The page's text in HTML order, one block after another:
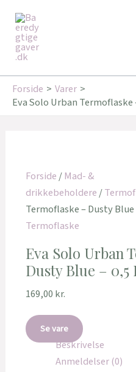
indholdet
Forside
Varer
Eva Solo Urban Termoflaske
Forside/Mad- &
drikkebeholdere/
Termoflaske – Dusty Blue
Termoflaske
Eva Solo Urban
Dusty Blue – 0,5
169,00 kr.
Se vare
Beskrivelse
Anmeldelser (0)
Tilbud!
Tilbud!
199,00